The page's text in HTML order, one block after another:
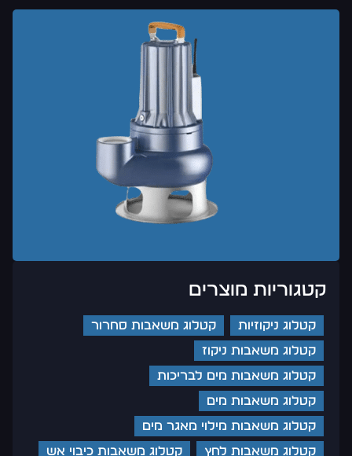
קטגוריות מוצרים
קטלוג ניקוזיות
קטלוג משאבות סחרור
קטלוג משאבות ניקוז
קטלוג משאבות מים לבריכות
קטלוג משאבות מים
קטלוג משאבות מילוי מאגר מים
קטלוג משאבות לחץ
קטלוג משאבות כיבוי אש